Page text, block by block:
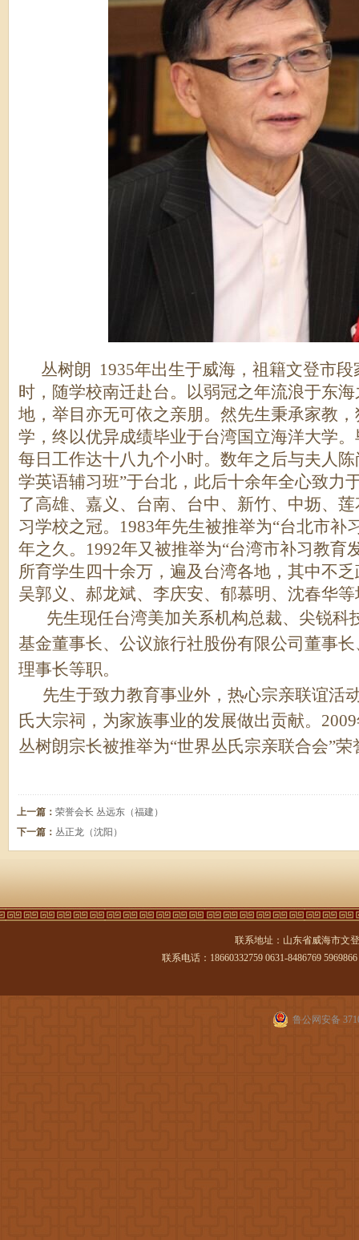
丛树朗 1935年出生于威海，祖籍文登市
时，随学校南迁赴台。以弱冠之年流浪于东
地，举目亦无可依之亲朋。然先生秉承家教
学，终以优异成绩毕业于台湾国立海洋大学
每日工作达十八九个小时。数年之后与夫人
学英语辅习班”于台北，此后十余年全心致力
了高雄、嘉义、台南、台中、新竹、中坜、
习学校之冠。1983年先生被推举为“台北市补
年之久。1992年又被推举为“台湾市补习教育
所育学生四十余万，遍及台湾各地，其中不
吴郭义、郝龙斌、李庆安、郁慕明、沈春华
先生现任台湾美加关系机构总裁、尖锐科
基金董事长、公议旅行社股份有限公司董事
理事长等职。
先生于致力教育事业外，热心宗亲联谊活
氏大宗祠，为家族事业的发展做出贡献。
丛树朗宗长被推举为“世界丛氏宗亲联合会”荣
上一篇： 荣誉会长 丛远东（福建）
下一篇： 丛正龙（沈阳）
联系地址：山东省威海市文
联系电话：18660332759 0631-8486769
鲁公网安备